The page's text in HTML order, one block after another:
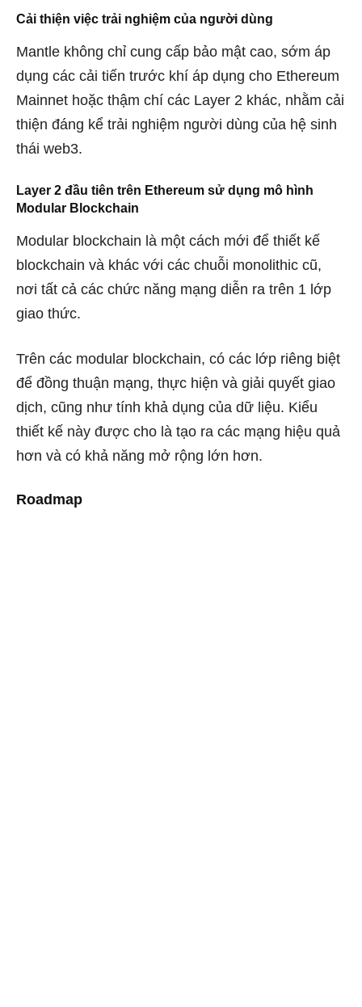
Cải thiện việc trải nghiệm của người dùng
Mantle không chỉ cung cấp bảo mật cao, sớm áp
dụng các cải tiến trước khí áp dụng cho Ethereum
Mainnet hoặc thậm chí các Layer 2 khác, nhằm cải
thiện đáng kể trải nghiệm người dùng của hệ sinh
thái web3.
Layer 2 đầu tiên trên Ethereum sử dụng mô hình
Modular Blockchain
Modular blockchain là một cách mới để thiết kế
blockchain và khác với các chuỗi monolithic cũ,
nơi tất cả các chức năng mạng diễn ra trên 1 lớp
giao thức.
Trên các modular blockchain, có các lớp riêng biệt
để đồng thuận mạng, thực hiện và giải quyết giao
dịch, cũng như tính khả dụng của dữ liệu. Kiểu
thiết kế này được cho là tạo ra các mạng hiệu quả
hơn và có khả năng mở rộng lớn hơn.
Roadmap